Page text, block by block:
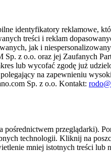
identyfikatory reklamowe,
treści i reklam
jak i
z o.o. oraz jej Zaufanych
lub wycofać zgodę już
na zapewnieniu
Sp. z o.o. Kontakt:
przeglądarki).
technologii. Kliknij na
mniej istotnych treści lub